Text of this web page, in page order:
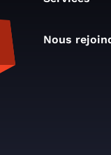
Nous